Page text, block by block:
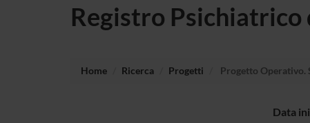
Registro Psichiatrico
Home Ricerca Progetti Progetto Operativo.
Data